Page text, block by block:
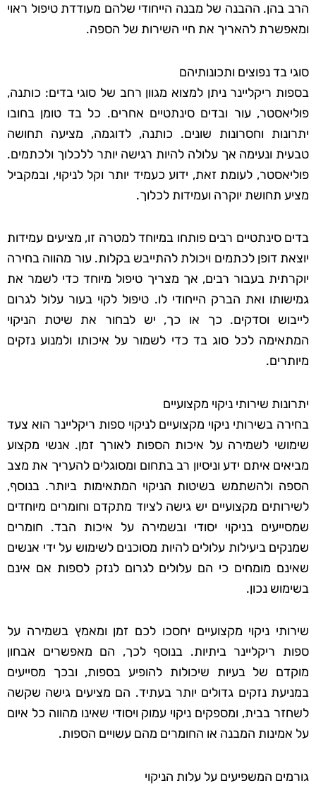
הרב בהן. ההבנה של מבנה הייחודי שלהם מעודדת טיפול ראוי
ומאפשרת להאריך את חיי השירות של הספה.
סוגי בד נפוצים ותכונותיהם
בספות ריקליינר ניתן למצוא מגוון רחב של סוגי בדים: כותנה,
פוליאסטר, עור ובדים סינתטיים אחרים. כל בד טומן בחובו
יתרונות וחסרונות שונים. כותנה, לדוגמה, מציעה תחושה
טבעית ונעימה אך עלולה להיות רגישה יותר ללכלוך ולכתמים.
פוליאסטר, לעומת זאת, ידוע כעמיד יותר וקל לניקוי, ובמקביל
מציע תחושת יוקרה ועמידות לכלוך.
בדים סינתטיים רבים פותחו במיוחד למטרה זו, מציעים עמידות
יוצאת דופן לכתמים ויכולת להתייבש בקלות. עור מהווה בחירה
יוקרתית בעבור רבים, אך מצריך טיפול מיוחד כדי לשמר את
גמישותו ואת הברק הייחודי לו. טיפול לקוי בעור עלול לגרום
לייבוש וסדקים. כך או כך, יש לבחור את שיטת הניקוי
המתאימה לכל סוג בד כדי לשמור על איכותו ולמנוע נזקים
מיותרים.
יתרונות שירותי ניקוי מקצועיים
בחירה בשירותי ניקוי מקצועיים לניקוי ספות ריקליינר הוא צעד
שימושי לשמירה על איכות הספות לאורך זמן. אנשי מקצוע
מביאים איתם ידע וניסיון רב בתחום ומסוגלים להעריך את מצב
הספה ולהשתמש בשיטות הניקוי המתאימות ביותר. בנוסף,
לשירותים מקצועיים יש גישה לציוד מתקדם וחומרים מיוחדים
שמסייעים בניקוי יסודי ובשמירה על איכות הבד. חומרים
שמנקים ביעילות עלולים להיות מסוכנים לשימוש על ידי אנשים
שאינם מומחים כי הם עלולים לגרום לנזק לספות אם אינם
בשימוש נכון.
שירותי ניקוי מקצועיים יחסכו לכם זמן ומאמץ בשמירה על
ספות ריקליינר ביתיות. בנוסף לכך, הם מאפשרים אבחון
מוקדם של בעיות שיכולות להופיע בספות, ובכך מסייעים
במניעת נזקים גדולים יותר בעתיד. הם מציעים גישה שקשה
לשחזר בבית, ומספקים ניקוי עמוק ויסודי שאינו מהווה כל איום
על אמינות המבנה או החומרים מהם עשויים הספות.
גורמים המשפיעים על עלות הניקוי